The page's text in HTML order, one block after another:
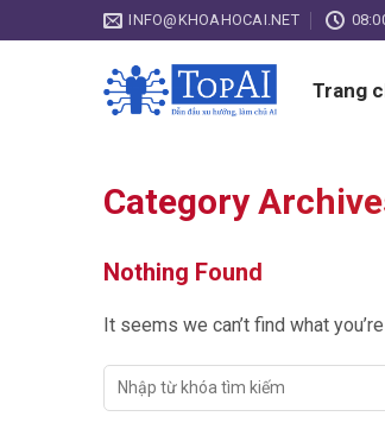
to
INFO@KHOAHOCAI.NET
Trang
Category
Nothing Found
It seems we can’t find what